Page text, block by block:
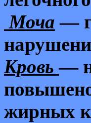
Моча —
Кровь—
жирных